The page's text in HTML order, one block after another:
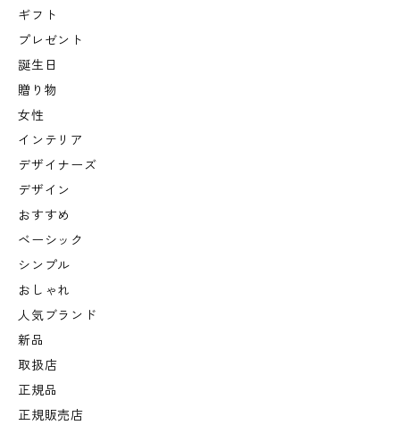
ギフト
プレゼント
誕生日
贈り物
女性
インテリア
デザイナーズ
デザイン
おすすめ
ベーシック
シンプル
おしゃれ
人気ブランド
新品
取扱店
正規品
正規販売店